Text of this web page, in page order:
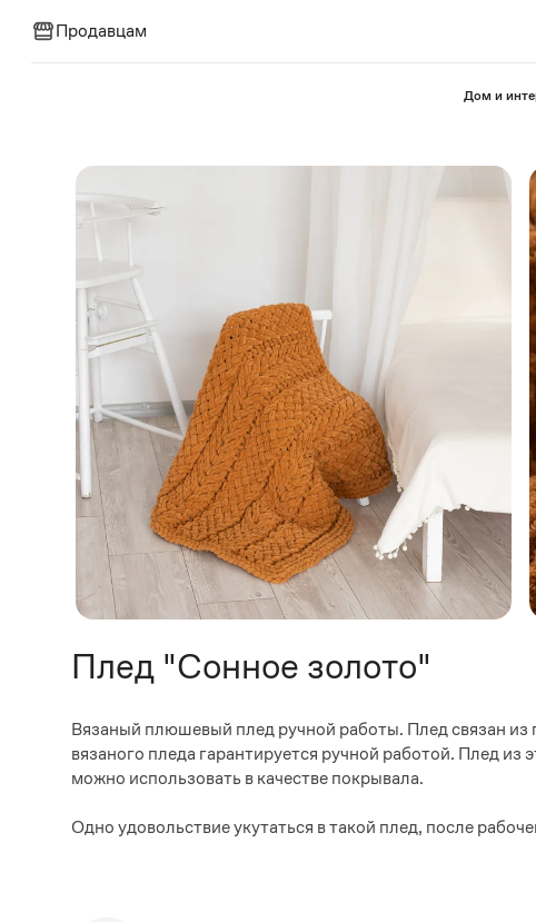
Продавцам
⁠Дом и
Плед "Сонное золото"
Вязаный плюшевый плед ручной работы. Плед связан из
вязаного пледа гарантируется ручной работой. Плед
можно использовать в качестве покрывала.
Одно удовольствие укутаться в такой плед, после